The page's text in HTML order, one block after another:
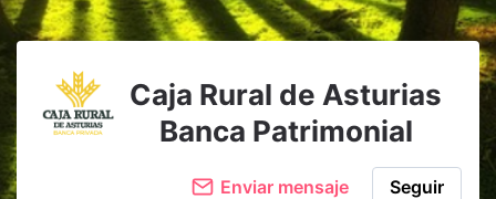
Adjuntar imagen Comentar
Caja Rural de Asturias
Banca Patrimonial
Enviar mensaje Seguir